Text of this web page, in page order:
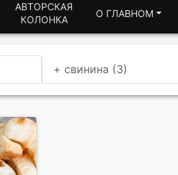
АВТОРСКАЯ
КОЛОНКА
О ГЛАВНОМ
+ свинина (3)